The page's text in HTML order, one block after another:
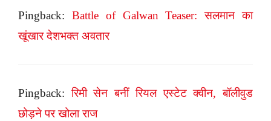
Pingback: Battle of Galwan Teaser: सलमान का
खूंखार देशभक्त अवतार
Pingback:रिमी सेन बनीं रियल एस्टेट क्वीन, बॉलीवुड
छोड़ने पर खोला राज